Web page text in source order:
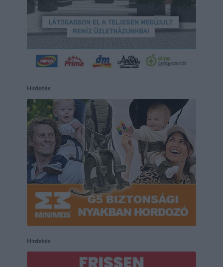
Hirdetés
Hirdetés